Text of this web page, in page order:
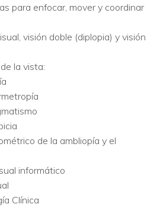
para enfocar, mover y coordinar
visión doble (diplopia) y visión
la vista:
de la ambliopía y el
informático
Clínica